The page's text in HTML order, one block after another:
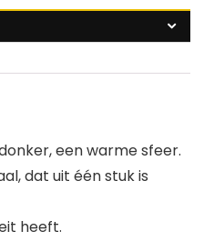
een warme sfeer.
dat uit één stuk is
heeft.